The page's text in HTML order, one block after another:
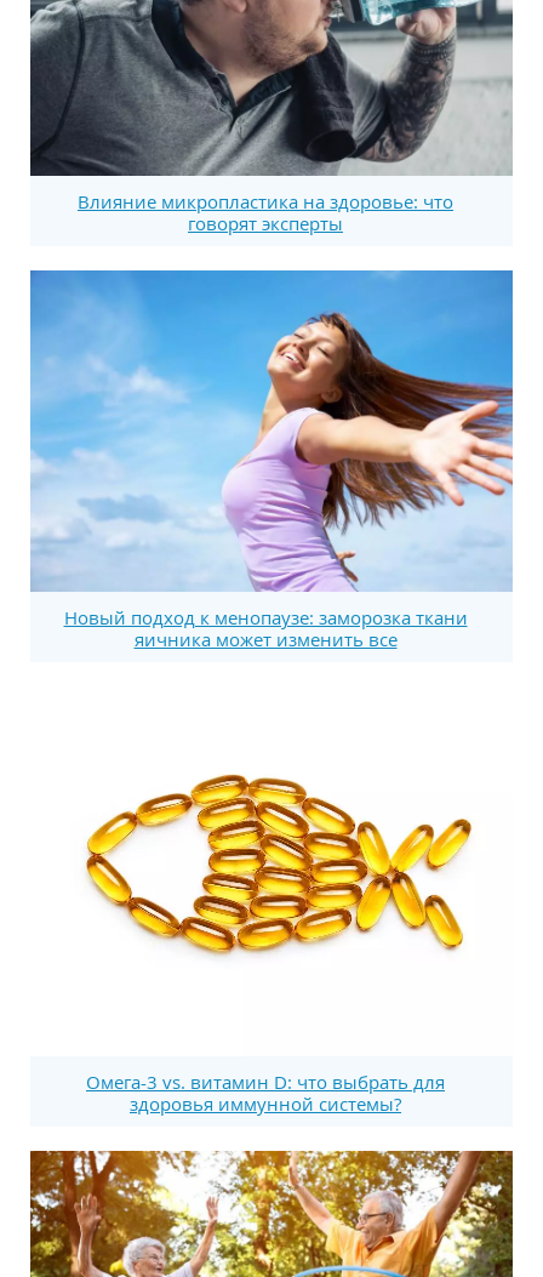
Влияние микропластика на здоровье: что
говорят эксперты
Новый подход к менопаузе: заморозка ткани
яичника может изменить все
Омега-3 vs. витамин D: что выбрать для
здоровья иммунной системы?